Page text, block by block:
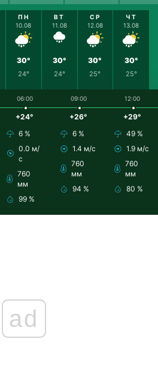
ПН
10.08
30°
24°
ВТ
11.08
30°
24°
СР
12.08
30°
25°
ЧТ
13.08
30°
25°
06:00
+24°
6 %
0.0 м/
с
760
мм
99 %
09:00
+26°
6 %
1.4 м/с
760
мм
94 %
12:00
+29°
49 %
1.9 м/с
760
мм
80 %
ad